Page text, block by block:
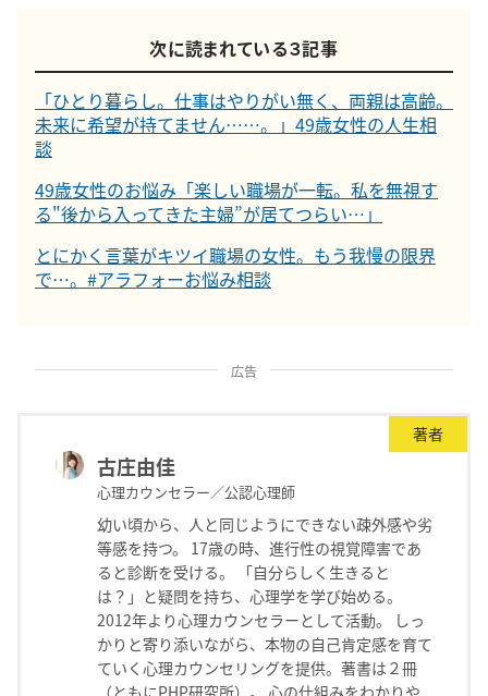
次に読まれている３記事
「ひとり暮らし。仕事はやりがい無く、両親は高齢。
未来に希望が持てません……。」49歳女性の人生相
談
49歳女性のお悩み「楽しい職場が一転。私を無視す
る"後から入ってきた主婦”が居てつらい…」
とにかく言葉がキツイ職場の女性。もう我慢の限界
で…。#アラフォーお悩み相談
広告
著者
古庄由佳
心理カウンセラー／公認心理師
幼い頃から、人と同じようにできない疎外感や劣
等感を持つ。 17歳の時、進行性の視覚障害であ
ると診断を受ける。 「自分らしく生きると
は？」と疑問を持ち、心理学を学び始める。
2012年より心理カウンセラーとして活動。 しっ
かりと寄り添いながら、本物の自己肯定感を育て
ていく心理カウンセリングを提供。著書は２冊
（ともにPHP研究所）。 心の仕組みをわかりや